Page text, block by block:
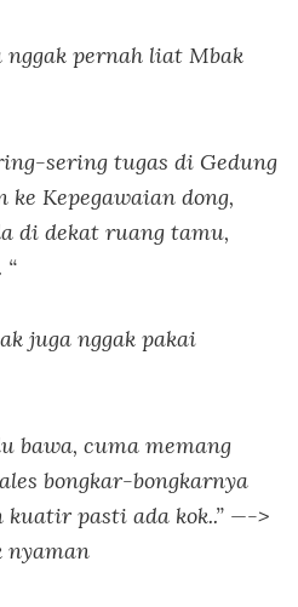
nggak pernah liat Mbak
sering tugas di Gedung
Kepegawaian dong,
di dekat ruang tamu,
“
juga nggak pakai
bawa, cuma memang
bongkar-bongkarnya
kuatir pasti ada kok..” —->
nyaman